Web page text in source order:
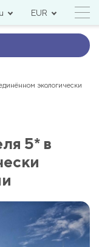
EUR
экологически
5* в